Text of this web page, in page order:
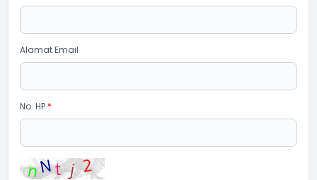
Alamat Email
No. HP *